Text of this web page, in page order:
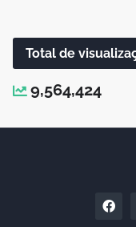
Total de
9,564,424